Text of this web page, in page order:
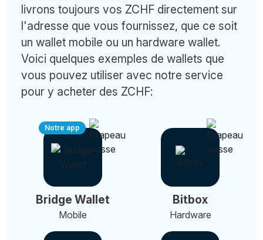
livrons toujours vos ZCHF directement sur
l'adresse que vous fournissez, que ce soit
un wallet mobile ou un hardware wallet.
Voici quelques exemples de wallets que
vous pouvez utiliser avec notre service
pour y acheter des ZCHF:
Notre app
Bridge Wallet
Mobile
Bitbox
Hardware